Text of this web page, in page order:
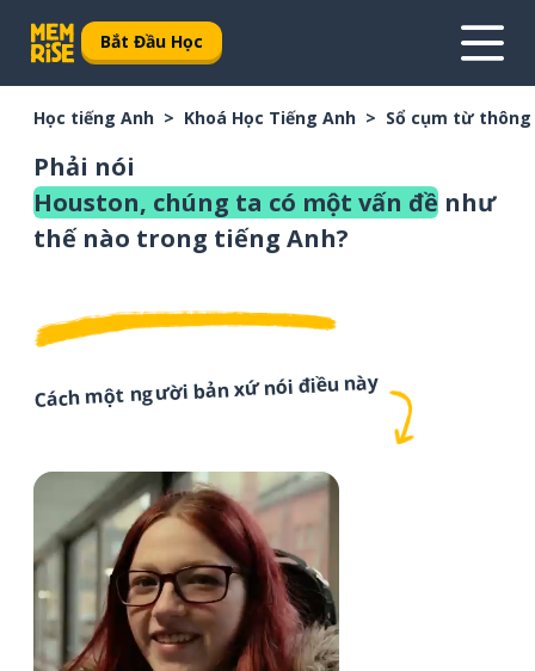
Bắt Đầu Học
Học tiếng Anh Khoá Học Tiếng Anh Sổ cụm từ
Phải nói
Houston, chúng ta có một vấn đề như
thế nào trong tiếng Anh?
Cách một người bản xứ nói điều này